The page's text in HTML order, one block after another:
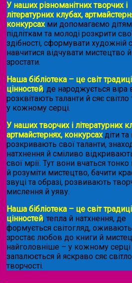
У наших різноманітних творчих і
літературних клубах,
конкурсахми допомагаємо
підліткам та молоді розкрити
здібності, сформувати художній
навчитися відчувати мистецтво
зростати.
Наша бібліотека – це світ
цінностей, де народжується віра
розквітають таланти й сяє світло
у кожному серці.
У наших творчих і літературних
артмайстернях, конкурсахдіти та
розкривають свої таланти,
натхнення й сміливо
свої мрії. Тут вони вчаться тонко
й розуміти мистецтво, бачити
звуці та образі, розвивають
мислення й уяву.
Наша бібліотека – це світ
цінностей, тепла й натхнення, де
формується світогляд, оживають
зростає любов до книги й
найголовніше – у кожному серці
запалюється й яскраво сяє світло
творчості.